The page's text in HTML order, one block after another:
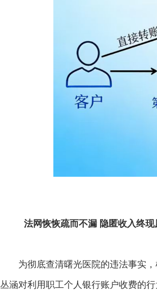
法网恢恢疏而不漏 隐匿收入终现
为彻底查清曙光医院的违法事实
丛涵对利用职工个人银行账户收费的